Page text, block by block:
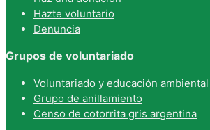
Hazte voluntario
Denuncia
Grupos de voluntariado
Voluntariado y educación ambiental
Grupo de anillamiento
Censo de cotorrita gris argentina